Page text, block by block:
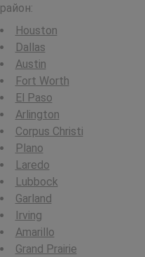
район:
Houston
Dallas
Austin
Fort Worth
El Paso
Arlington
Corpus Christi
Plano
Laredo
Lubbock
Garland
Irving
Amarillo
Grand Prairie